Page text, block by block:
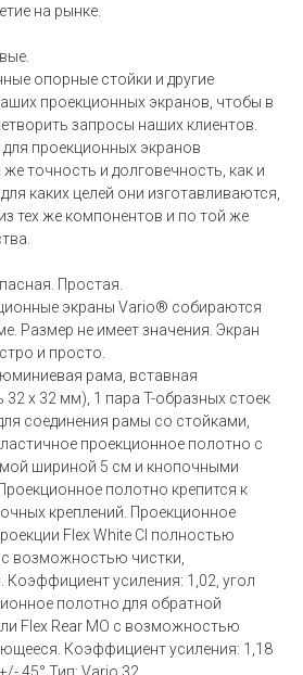
на рынке.
опорные стойки и другие
проекционных экранов, чтобы в
запросы наших клиентов.
проекционных экранов
точность и долговечность, как и
каких целей они изготавливаются,
тех же компонентов и по той же
Простая.
экраны Vario® собираются
Размер не имеет значения. Экран
и просто.
рама, вставная
x 32 мм), 1 пара T-образных стоек
соединения рамы со стойками,
проекционное полотно с
шириной 5 см и кнопочными
полотно крепится к
креплений. Проекционное
Flex White CI полностью
возможностью чистки,
усиления: 1,02, угол
полотно для обратной
Flex Rear MO с возможностью
Коэффициент усиления: 1,18
45° Тип: Vario 32